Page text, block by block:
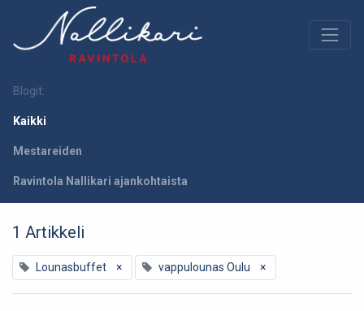
Blogit:
Kaikki
Mestareiden
Ravintola Nallikari ajankohtaista
1 Artikkeli
Lounasbuffet × vappulounas Oulu ×